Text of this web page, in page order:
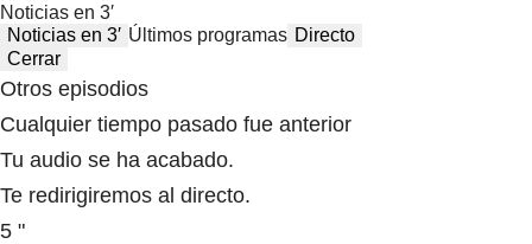
Noticias en 3′
Noticias en 3′ Últimos programas Directo
Cerrar
Otros episodios
Cualquier tiempo pasado fue anterior
Tu audio se ha acabado.
Te redirigiremos al directo.
5 "